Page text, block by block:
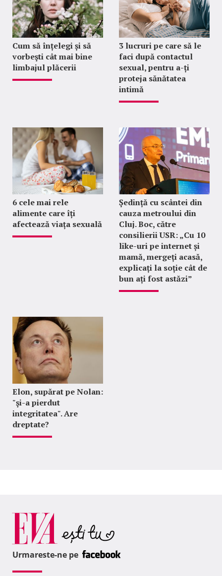
Cum să înțelegi și să
vorbeşti cât mai bine
limbajul plăcerii
3 lucruri pe care să le
faci după contactul
sexual, pentru a-ți
proteja sănătatea
intimă
6 cele mai rele
alimente care îți
afectează viața sexuală
Ședință cu scântei din
cauza metroului din
Cluj. Boc, către
consilierii USR: „Cu 10
like-uri pe internet și
mamă, mergeți acasă,
explicați la soție cât de
bun ați fost astăzi”
Elon, supărat pe Nolan:
"şi-a pierdut
integritatea". Are
dreptate?
Urmareste-ne pe